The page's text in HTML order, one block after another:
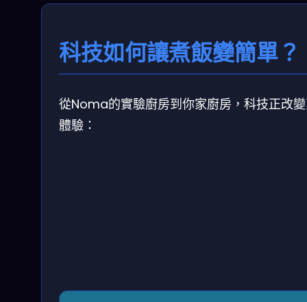
科技如何讓煮飯變簡單？
從Noma的實驗廚房到你家廚房，科技正改
體驗：